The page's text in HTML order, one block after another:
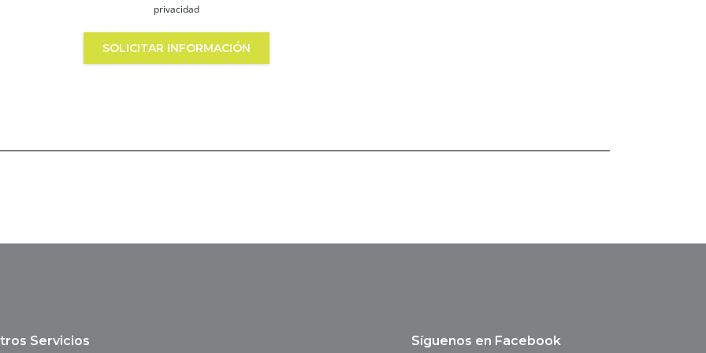
privacidad
SOLICITAR INFORMACIÓN
Servicios Síguenos en Facebook